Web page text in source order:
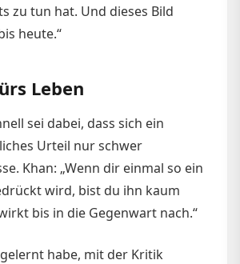
zu tun hat. Und dieses Bild
heute.“
Leben
sei dabei, dass sich ein
Urteil nur schwer
Khan: „Wenn dir einmal so ein
wird, bist du ihn kaum
bis in die Gegenwart nach.“
habe, mit der Kritik